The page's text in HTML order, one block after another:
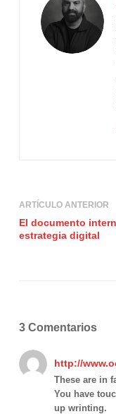
ARTÍCULO ANTERIOR
El documento
estrategia digital
3 Comentarios
http://
These are in
You have
up wrinting.